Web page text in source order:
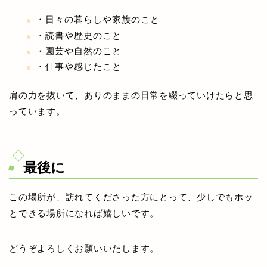
・日々の暮らしや家族のこと
・読書や歴史のこと
・園芸や自然のこと
・仕事や感じたこと
肩の力を抜いて、ありのままの日常を綴っていけたらと思
っています。
最後に
この場所が、訪れてくださった方にとって、少しでもホッ
とできる場所になれば嬉しいです。
どうぞよろしくお願いいたします。